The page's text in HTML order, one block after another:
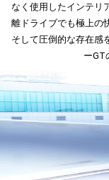
なく使用したインテリ
離ドライブでも極上の
そして圧倒的な存在感
ーGT